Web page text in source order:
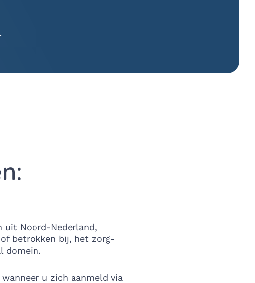
uit Noord-Nederland,
betrokken bij, het zorg-
domein.
u zich aanmeld via